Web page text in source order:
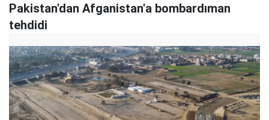
Pakistan'dan Afganistan'a bombardıman
tehdidi